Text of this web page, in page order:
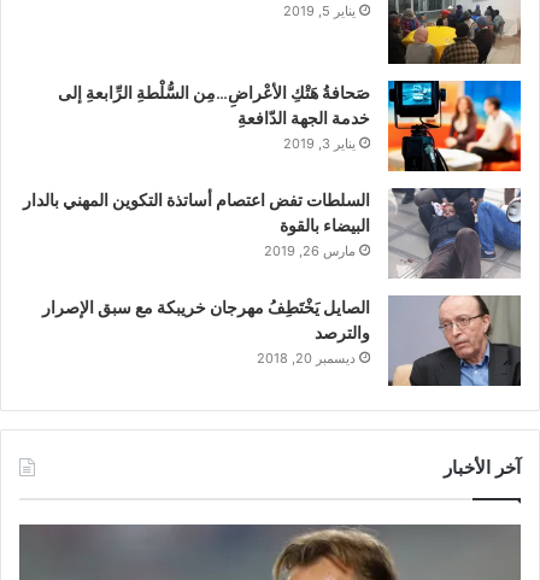
يناير 5, 2019
صَحافةُ هَتْكِ الأعْراضِ…مِن السُّلْطةِ الرِّابعةِ إلى
خدمة الجهة الدّافعةِ
يناير 3, 2019
السلطات تفض اعتصام أساتذة التكوين المهني بالدار
البيضاء بالقوة
مارس 26, 2019
الصايل يَخْتَطِفُ مهرجان خريبكة مع سبق الإصرار
والترصد
ديسمبر 20, 2018
آخر الأخبار